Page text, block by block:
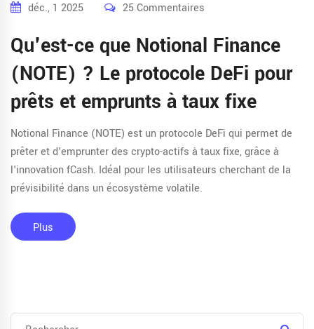
déc., 1 2025 25 Commentaires
Qu'est-ce que Notional Finance
(NOTE) ? Le protocole DeFi pour
prêts et emprunts à taux fixe
Notional Finance (NOTE) est un protocole DeFi qui permet de
prêter et d'emprunter des crypto-actifs à taux fixe, grâce à
l'innovation fCash. Idéal pour les utilisateurs cherchant de la
prévisibilité dans un écosystème volatile.
Plus